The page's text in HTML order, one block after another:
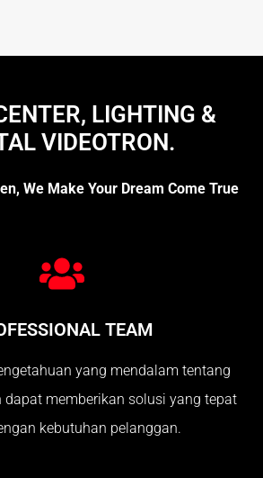
LIGHTING &
VIDEOTRON.
We Make Your Dream Come True
TEAM
yang mendalam tentang
dapat memberikan solusi yang tepat
kebutuhan pelanggan.